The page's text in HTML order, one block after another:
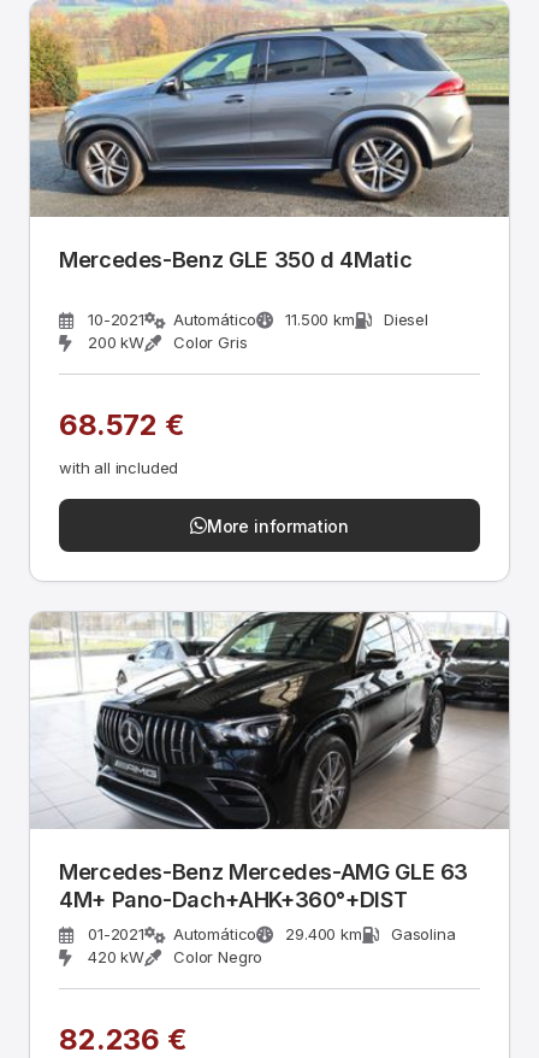
Mercedes-Benz GLE 350 d 4Matic
10-2021 Automático 11.500 km
Diesel
200 kW
Color Gris
68.572 €
with all included
More information
Mercedes-Benz Mercedes-AMG GLE 63
4M+ Pano-Dach+AHK+360­°+DIST
01-2021 Automático 29.400 km
Gasolina
420 kW
Color Negro
82.236 €